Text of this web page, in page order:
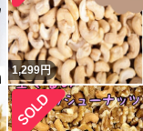
1,299円